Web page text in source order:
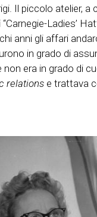
Il piccolo atelier, a
Ladies’
anni gli affari
in grado di
era in grado di
relations e trattava